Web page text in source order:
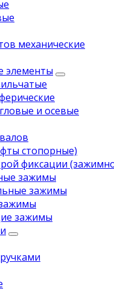
механические
элементы
и осевые
стопорные)
фиксации
зажимы
зажимы
зажимы